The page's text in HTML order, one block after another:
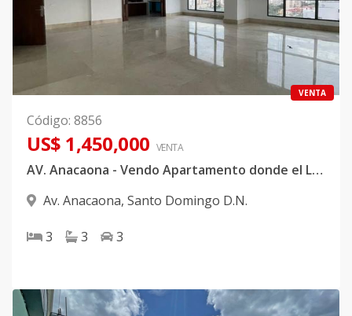
VENTA
Código: 8856
US$ 1,450,000 VENTA
AV. Anacaona - Vendo Apartamento donde el Lujo y el Prestigio se armonizan.
Av. Anacaona, Santo Domingo D.N.
3 3 3